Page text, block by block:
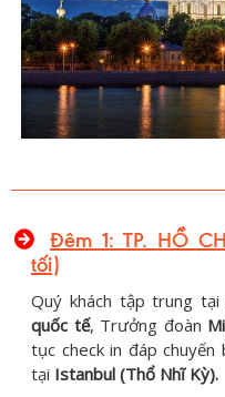
Đêm 1: TP. HỒ
tối)
Quý khách tập trung tại
quốc tế, Trưởng đoàn
tục check in đáp chuyến
tại Istanbul (Thổ Nhĩ Kỳ).